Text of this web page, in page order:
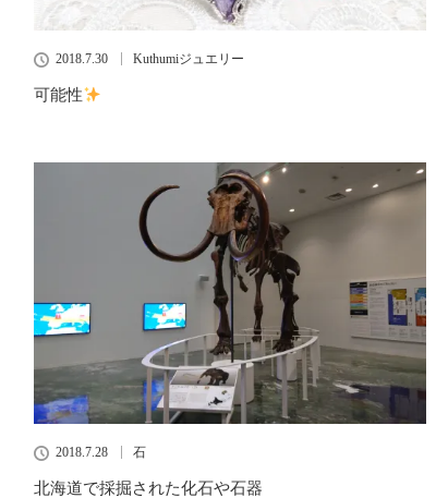
2018.7.30 Kuthumiジュエリー
可能性
2018.7.28 石
北海道で採掘された化石や石器